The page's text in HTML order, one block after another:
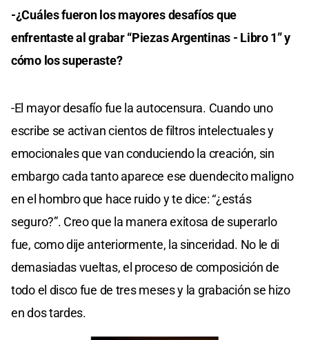
-¿Cuáles fueron los mayores desafíos que
enfrentaste al grabar “Piezas Argentinas - Libro 1” y
cómo los superaste?
-El mayor desafío fue la autocensura. Cuando uno
escribe se activan cientos de filtros intelectuales y
emocionales que van conduciendo la creación, sin
embargo cada tanto aparece ese duendecito maligno
en el hombro que hace ruido y te dice: “¿estás
seguro?”. Creo que la manera exitosa de superarlo
fue, como dije anteriormente, la sinceridad. No le di
demasiadas vueltas, el proceso de composición de
todo el disco fue de tres meses y la grabación se hizo
en dos tardes.